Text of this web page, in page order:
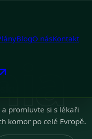
BlogO násKontakt
promluvte si s lékaři
komor po celé Evropě.